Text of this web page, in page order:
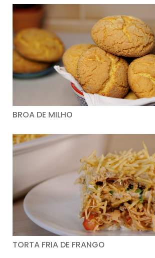
BROA DE MILHO
TORTA FRIA DE FRANGO